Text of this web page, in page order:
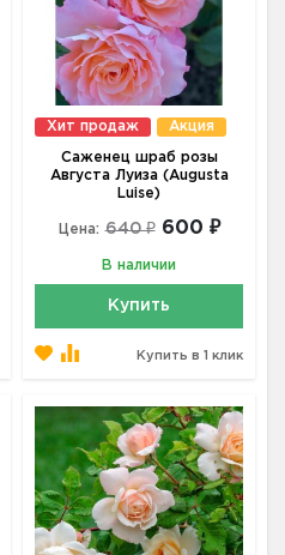
Хит продаж Акция
Саженец шраб розы
Августа Луиза (Augusta
Luise)
Цена: 640 ₽ 600 ₽
В наличии
Купить
Купить в 1 клик